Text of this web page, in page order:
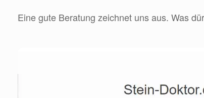
Eine gute Beratung zeichnet uns aus. Was